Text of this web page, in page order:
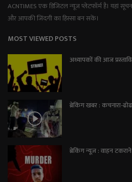
ACNTIMES एक डिजिटल न्यूज प्लेटफॉर्म है। यहां
और आपकी जिंदगी का हिस्सा बन सकें।
MOST VIEWED POSTS
अध्यापकों की आज
ब्रेकिंग खबर : कचनारा-
ब्रेकिंग न्यूज़ : वाहन